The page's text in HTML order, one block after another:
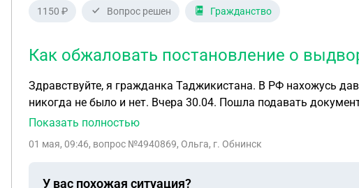
1150 ₽ Вопрос решен Гражданство
Как обжаловать постановление о
Здравствуйте, я гражданка Таджикистана. В РФ нахожусь
никогда не было и нет. Вчера 30.04. Пошла подавать
года по 01.08.2028. Вызвали полицию и мне вынесли
мои действия, ведь сейчас праздники.
Показать полностью
01 мая, 09:46, вопрос №4940869, Ольга, г. Обнинск
У вас похожая ситуация?